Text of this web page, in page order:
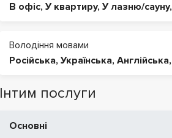
В офіс, У квартиру, У лазню/сауну,
Володіння мовами
Російська, Українська, Англійська,
Інтим послуги
Основні